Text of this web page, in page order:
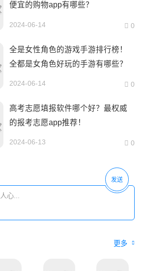
便宜的购物app有哪些？
2024-06-14 0
全是女性角色的游戏手游排行榜！
全都是女角色好玩的手游有哪些？
2024-06-14 0
高考志愿填报软件哪个好？最权威
的报考志愿app推荐！
2024-06-13 0
发送
更多